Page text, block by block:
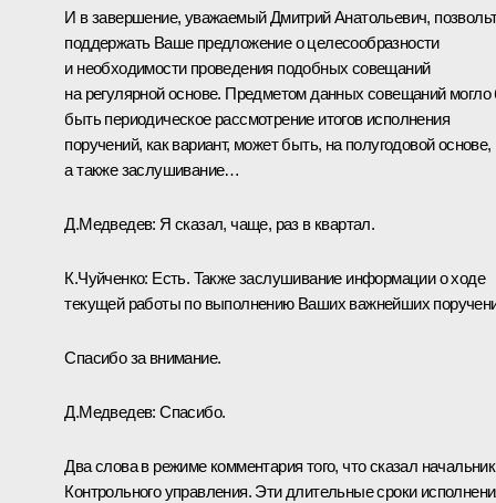
И в завершение, уважаемый Дмитрий Анатольевич,
поддержать Ваше предложение о целесообразности
и необходимости проведения подобных совещаний
на регулярной основе. Предметом данных совещаний
быть периодическое рассмотрение итогов исполнения
поручений, как вариант, может быть, на полугодовой основе,
а также заслушивание…
Д.Медведев: Я сказал, чаще, раз в квартал.
К.Чуйченко: Есть. Также заслушивание информации о ходе
текущей работы по выполнению Ваших важнейших
Спасибо за внимание.
Д.Медведев: Спасибо.
Два слова в режиме комментария того, что сказал начальник
Контрольного управления. Эти длительные сроки